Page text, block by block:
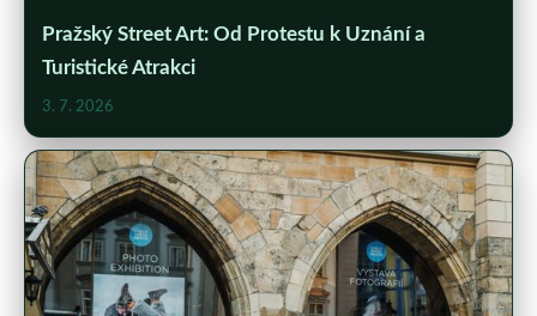
Pražský Street Art: Od Protestu k Uznání a
Turistické Atrakci
3. 7. 2026